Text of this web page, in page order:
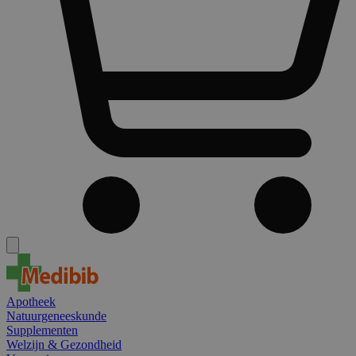
Apotheek
Natuurgeneeskunde
Supplementen
Welzijn & Gezondheid